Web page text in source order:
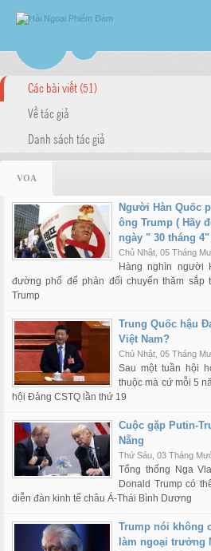
Các bài viết (51)
Về tác giả
Danh sách tác giả
VOA
Người Hàn Quốc
ông Trump ( Hãy
ngày " 30 tháng
Chủ Nhật, 05 Tháng
Hàng nghìn người
đường phố để phản đối chuyến thăm sắp
Trump
Trung Quốc hậu
Việt Nam?
Chủ Nhật, 05 Tháng
Sau một tuần hội
thuộc mà cứ mỗi 5
hội Đảng CSTQ lần thứ 19
Cuộc gặp Putin-
Nẵng
Thứ Sáu, 03 Tháng
Tổng thống Nga
Donald Trump có
diễn đàn kinh tế châu Á-Thái Bình Dương
Trump nói không
làm ngoại trưởng